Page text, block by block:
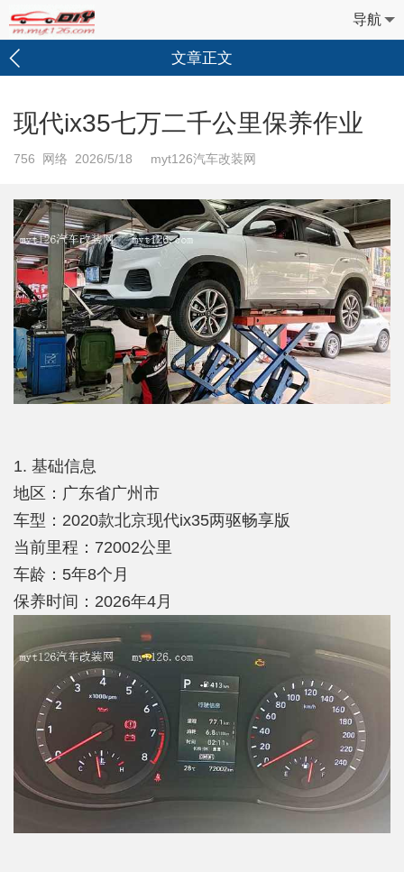
导航
文章正文
现代ix35七万二千公里保养作业
756 网络 2026/5/18 myt126汽车改装网
1. 基础信息
地区：广东省广州市
车型：2020款北京现代ix35两驱畅享版
当前里程：72002公里
车龄：5年8个月
保养时间：2026年4月